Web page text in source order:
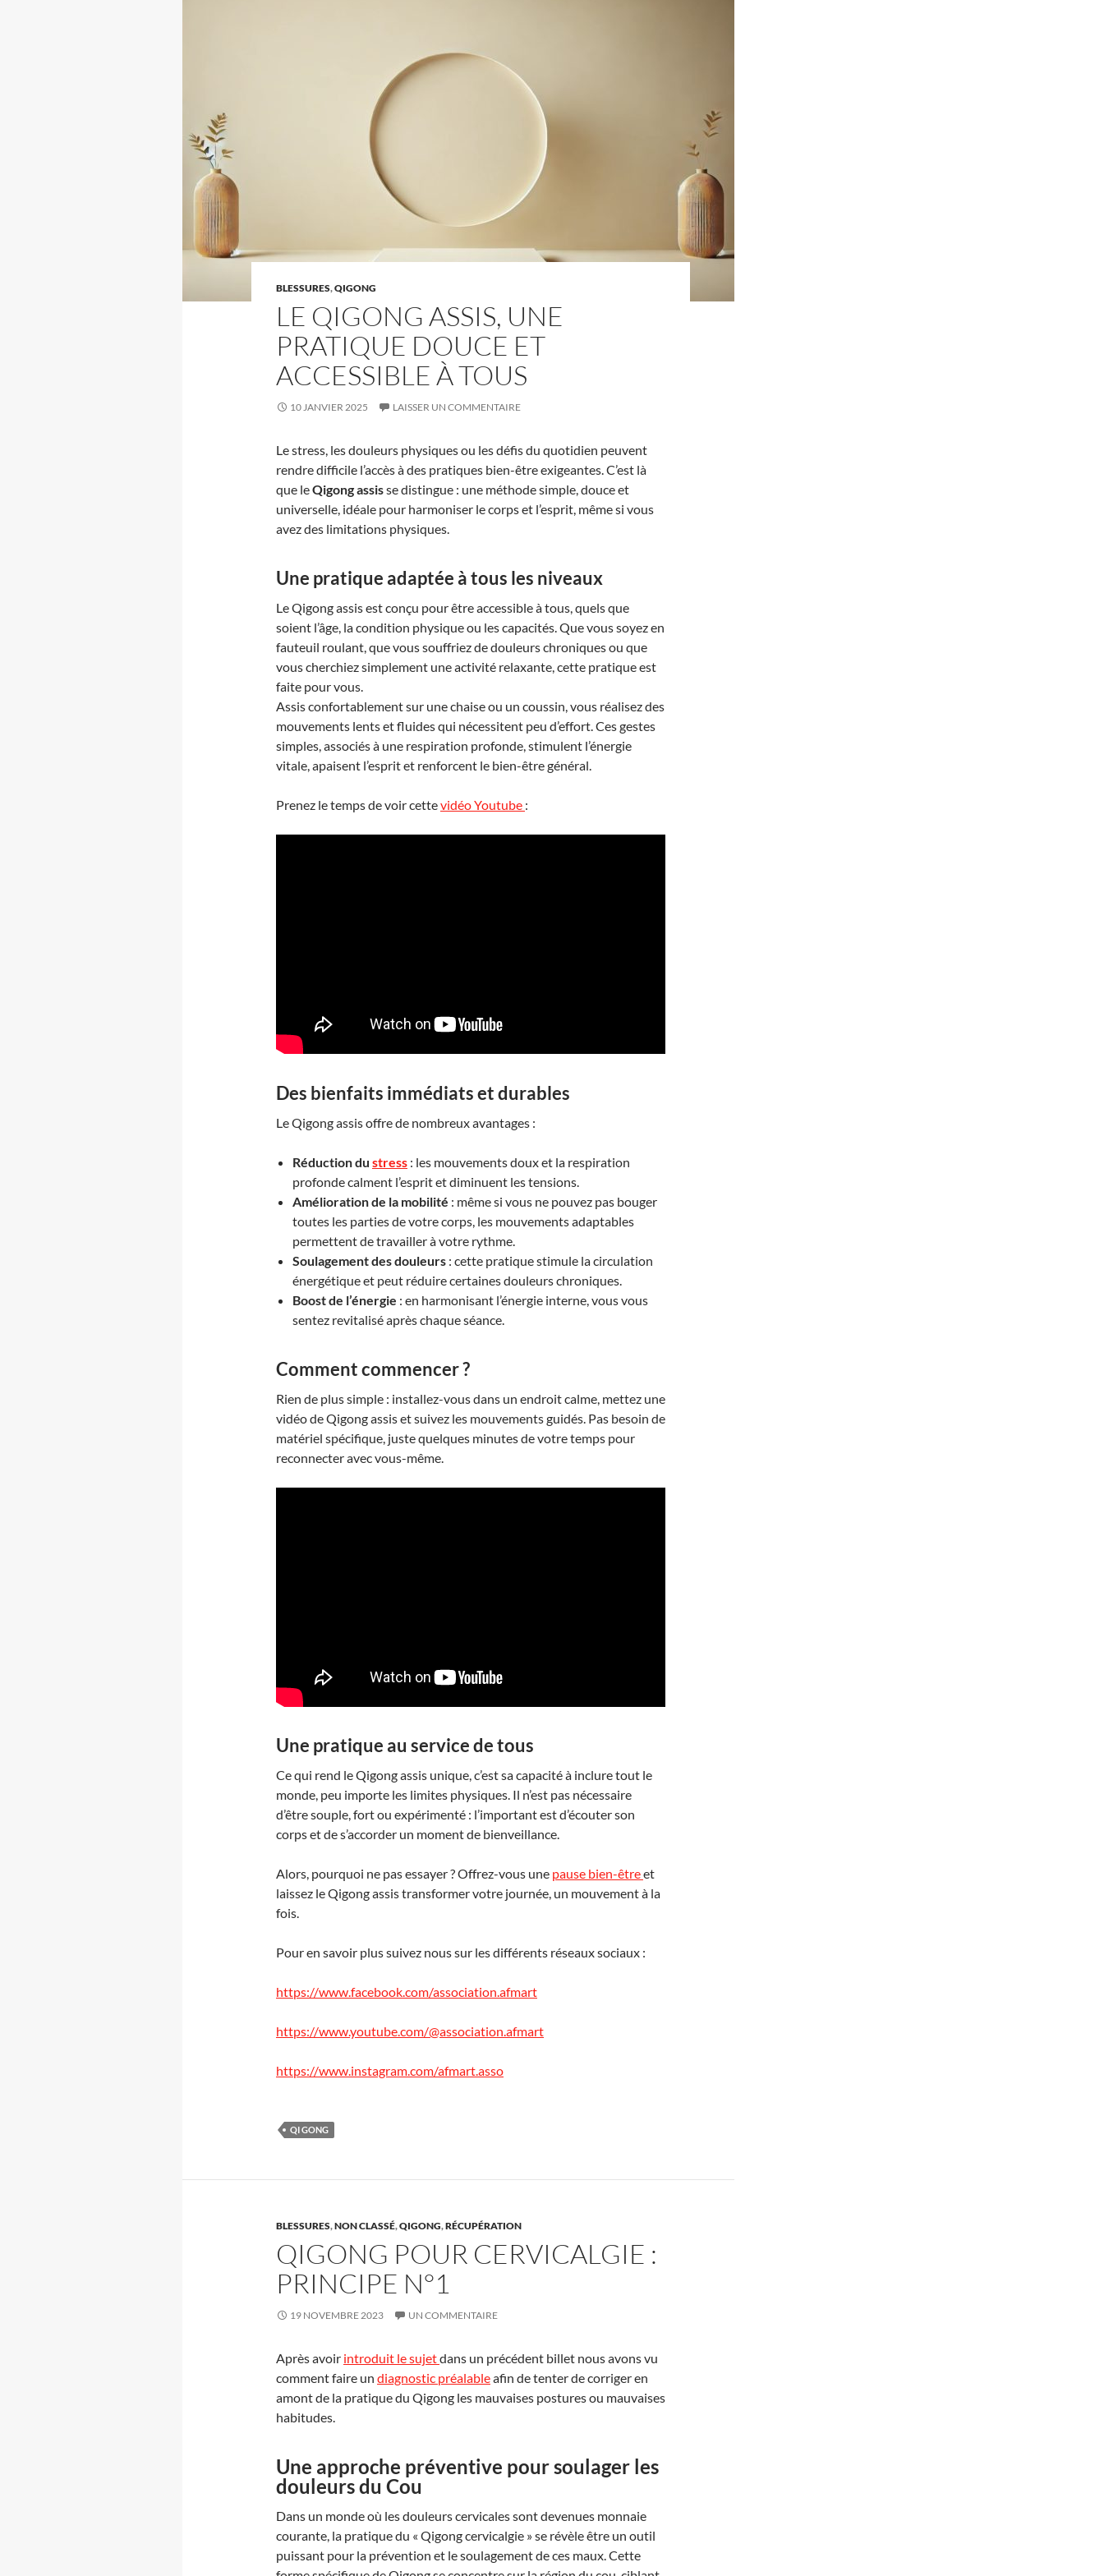
BLESSURES,QIGONG
LE QIGONG ASSIS, UNE
PRATIQUE DOUCE ET
ACCESSIBLE À TOUS
10 JANVIER 2025 LAISSER UN COMMENTAIRE
Le stress, les douleurs physiques ou les défis du quotidien peuvent
rendre difficile l’accès à des pratiques bien-être exigeantes. C’est là
que leQigong assisse distingue : une méthode simple, douce et
universelle, idéale pour harmoniser le corps et l’esprit, même si vous
avez des limitations physiques.
Une pratique adaptée à tous les niveaux
Le Qigong assis est conçu pour être accessible à tous, quels que
soient l’âge, la condition physique ou les capacités. Que vous soyez en
fauteuil roulant, que vous souffriez de douleurs chroniques ou que
vous cherchiez simplement une activité relaxante, cette pratique est
faite pour vous.
Assis confortablement sur une chaise ou un coussin, vous réalisez des
mouvements lents et fluides qui nécessitent peu d’effort. Ces gestes
simples, associés à une respiration profonde, stimulent l’énergie
vitale, apaisent l’esprit et renforcent le bien-être général.
Prenez le temps de voir cettevidéo Youtube :
Des bienfaits immédiats et durables
Le Qigong assis offre de nombreux avantages :
Réduction du stress : les mouvements doux et la respiration
profonde calment l’esprit et diminuent les tensions.
Amélioration de la mobilité : même si vous ne pouvez pas bouger
toutes les parties de votre corps, les mouvements adaptables
permettent de travailler à votre rythme.
Soulagement des douleurs : cette pratique stimule la circulation
énergétique et peut réduire certaines douleurs chroniques.
Boost de l’énergie : en harmonisant l’énergie interne, vous vous
sentez revitalisé après chaque séance.
Comment commencer ?
Rien de plus simple : installez-vous dans un endroit calme, mettez une
vidéo de Qigong assis et suivez les mouvements guidés. Pas besoin de
matériel spécifique, juste quelques minutes de votre temps pour
reconnecter avec vous-même.
Une pratique au service de tous
Ce qui rend le Qigong assis unique, c’est sa capacité à inclure tout le
monde, peu importe les limites physiques. Il n’est pas nécessaire
d’être souple, fort ou expérimenté : l’important est d’écouter son
corps et de s’accorder un moment de bienveillance.
Alors, pourquoi ne pas essayer ? Offrez-vous une pause bien-êtreet
laissez le Qigong assis transformer votre journée, un mouvement à la
fois.
Pour en savoir plus suivez nous sur les différents réseaux sociaux :
https://www.facebook.com/association.afmart
https://www.youtube.com/@association.afmart
https://www.instagram.com/afmart.asso
QI GONG
BLESSURES,NON CLASSÉ,QIGONG,RÉCUPÉRATION
QIGONG POUR CERVICALGIE :
PRINCIPE N°1
19 NOVEMBRE 2023 UN COMMENTAIRE
Après avoir introduit le sujetdans un précédent billet nous avons vu
comment faire un diagnostic préalableafin de tenter de corriger en
amont de la pratique du Qigong les mauvaises postures ou mauvaises
habitudes.
Une approche préventive pour soulager les
douleurs du Cou
Dans un monde où les douleurs cervicales sont devenues monnaie
courante, la pratique du « Qigong cervicalgie » se révèle être un outil
puissant pour la prévention et le soulagement de ces maux. Cette